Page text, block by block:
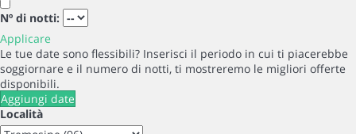
Nº di notti:
Applicare
Le tue date sono flessibili? Inserisci il periodo in cui ti piacerebbe
soggiornare e il numero di notti, ti mostreremo le migliori offerte
disponibili.
Aggiungi date
Località